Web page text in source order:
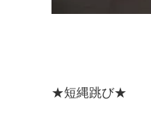
★短縄跳び★